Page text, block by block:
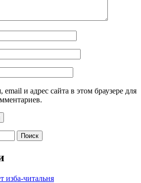
и адрес сайта в этом браузере для
изба-читальня